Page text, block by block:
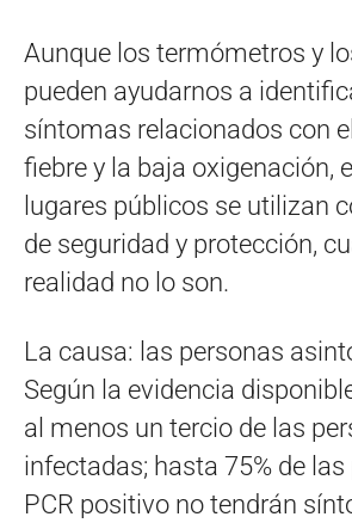
Aunque los termómetros y
pueden ayudarnos a
síntomas relacionados con
fiebre y la baja oxigenación,
lugares públicos se utilizan
de seguridad y protección,
realidad no lo son.
La causa: las personas
Según la evidencia
al menos un tercio de las
infectadas; hasta 75% de
PCR positivo no tendrán